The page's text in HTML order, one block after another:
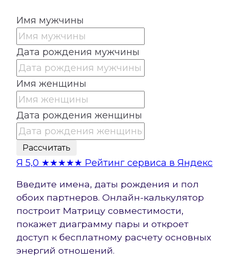
Имя мужчины
Дата рождения мужчины
Имя женщины
Дата рождения женщины
Рассчитать
Я 5,0 ★★★★★ Рейтинг сервиса в Яндекс
Введите имена, даты рождения и пол
обоих партнеров. Онлайн-калькулятор
построит Матрицу совместимости,
покажет диаграмму пары и откроет
доступ к бесплатному расчету основных
энергий отношений.